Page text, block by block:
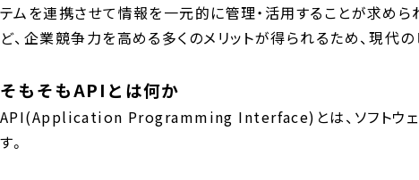
テムを連携させて情報を一元的に管理・活用することが求め
ど、企業競争力を高める多くのメリットが得られるため、現代
そもそもAPIとは何か
API(Application Programming Interface)とは、ソフトウェア
す。